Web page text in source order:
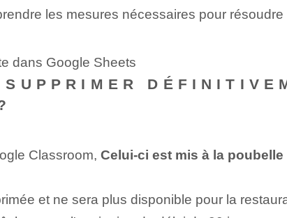
les mesures nécessaires pour résoudre
dans Google Sheets
Classroom, Celui-ci est mis à la
et ne sera plus disponible pour la